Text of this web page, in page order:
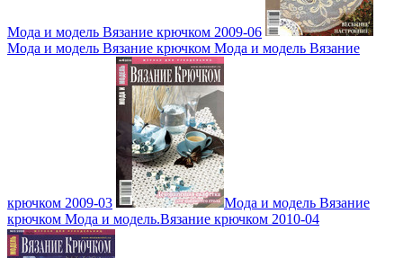
Мода и модель Вязание крючком 2009-06
Мода и модель Вязание крючком Мода и модель Вязание
крючком 2009-03
Мода и модель Вязание
крючком Мода и модель.Вязание крючком 2010-04